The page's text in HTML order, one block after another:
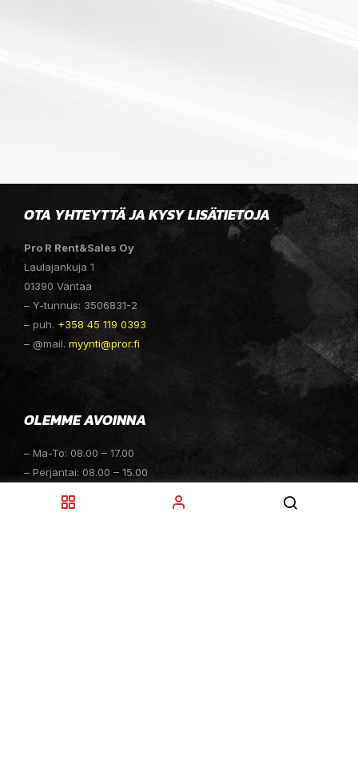
OTA YHTEYTTÄ JA KYSY LISÄTIETOJA
Pro R Rent&Sales Oy
Laulajankuja 1
01390 Vantaa
– Y-tunnus: 3506831-2
– puh. +358 45 119 0393
– @mail. myynti@pror.fi
OLEMME AVOINNA
– Ma-To: 08.00 – 17.00
– Perjantai: 08.00 – 15.00
– Sunnuntai: Suljettu